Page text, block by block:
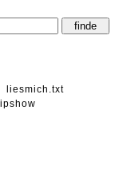
liesmich.txt